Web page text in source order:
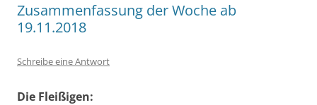
Zusammenfassung der Woche ab
19.11.2018
Schreibe eine Antwort
Die Fleißigen: